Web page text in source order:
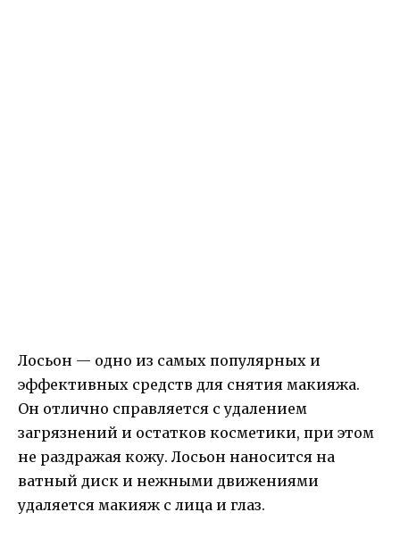
Лосьон — одно из самых популярных и
эффективных средств для снятия макияжа.
Он отлично справляется с удалением
загрязнений и остатков косметики, при этом
не раздражая кожу. Лосьон наносится на
ватный диск и нежными движениями
удаляется макияж с лица и глаз.